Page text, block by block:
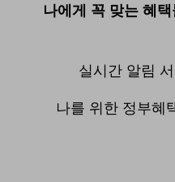
나에게 꼭 맞는 혜
실시간 알림
나를 위한 정부혜